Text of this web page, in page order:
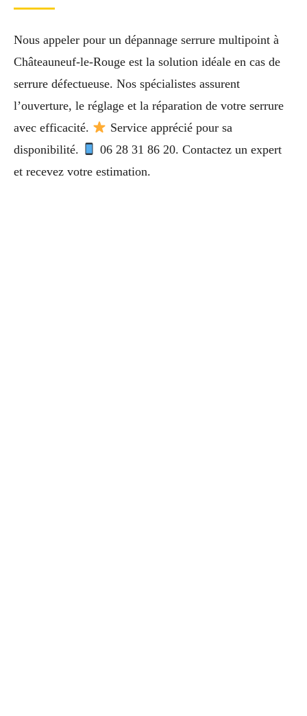
Nous appeler pour un dépannage serrure multipoint à
Châteauneuf-le-Rouge est la solution idéale en cas de
serrure défectueuse. Nos spécialistes assurent
l’ouverture, le réglage et la réparation de votre serrure
avec efficacité.
Service apprécié pour sa
disponibilité.
06 28 31 86 20. Contactez un expert
et recevez votre estimation.